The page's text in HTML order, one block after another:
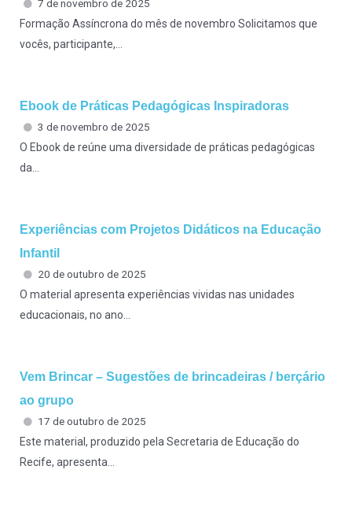
7 de novembro de 2025
Formação Assíncrona do mês de novembro Solicitamos que
vocês, participante,...
Ebook de Práticas Pedagógicas Inspiradoras
3 de novembro de 2025
O Ebook de reúne uma diversidade de práticas pedagógicas
da...
Experiências com Projetos Didáticos na Educação
Infantil
20 de outubro de 2025
O material apresenta experiências vividas nas unidades
educacionais, no ano...
Vem Brincar – Sugestões de brincadeiras / berçário
ao grupo
17 de outubro de 2025
Este material, produzido pela Secretaria de Educação do
Recife, apresenta...